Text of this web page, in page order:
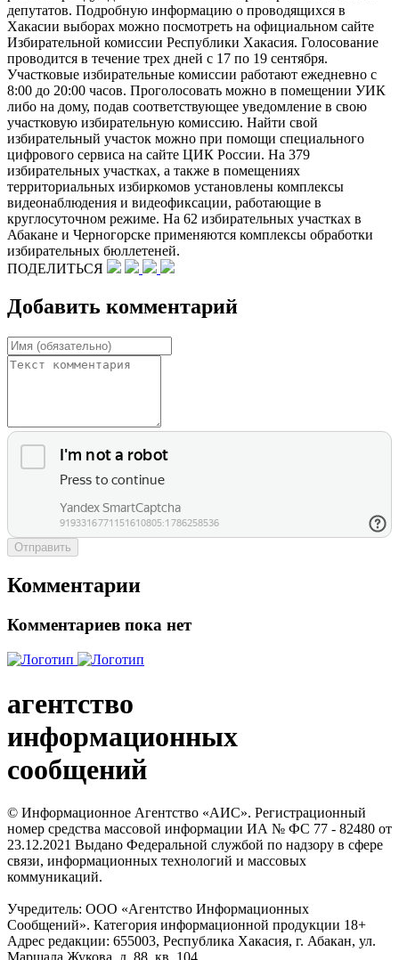
депутатов. Подробную информацию о проводящихся в
Хакасии выборах можно посмотреть на официальном сайте
Избирательной комиссии Республики Хакасия. Голосование
проводится в течение трех дней с 17 по 19 сентября.
Участковые избирательные комиссии работают ежедневно с
8:00 до 20:00 часов. Проголосовать можно в помещении УИК
либо на дому, подав соответствующее уведомление в свою
участковую избирательную комиссию. Найти свой
избирательный участок можно при помощи специального
цифрового сервиса на сайте ЦИК России. На 379
избирательных участках, а также в помещениях
территориальных избиркомов установлены комплексы
видеонаблюдения и видеофиксации, работающие в
круглосуточном режиме. На 62 избирательных участках в
Абакане и Черногорске применяются комплексы обработки
избирательных бюллетеней.
ПОДЕЛИТЬСЯ
Добавить комментарий
Отправить
Комментарии
Комментариев пока нет
агентство
информационных
сообщений
© Информационное Агентство «АИС». Регистрационный
номер средства массовой информации ИА № ФС 77 - 82480 от
23.12.2021 Выдано Федеральной службой по надзору в сфере
связи, информационных технологий и массовых
коммуникаций.
Учредитель: ООО «Агентство Информационных
Сообщений». Категория информационной продукции 18+
Адрес редакции: 655003, Республика Хакасия, г. Абакан, ул.
Маршала Жукова, д. 88, кв. 104.